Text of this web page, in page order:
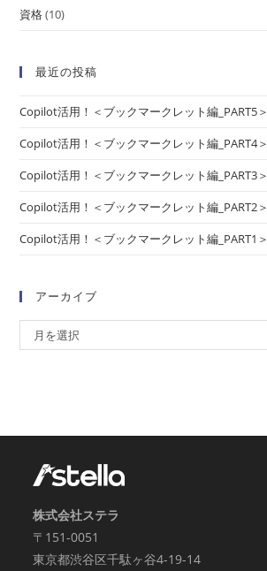
資格(10)
最近の投稿
Copilot活用！＜ブックマークレット編_PART5＞
Copilot活用！＜ブックマークレット編_PART4＞
Copilot活用！＜ブックマークレット編_PART3＞
Copilot活用！＜ブックマークレット編_PART2＞
Copilot活用！＜ブックマークレット編_PART1＞
アーカイブ
月を選択
株式会社ステラ
〒151-0051
東京都渋谷区千駄ヶ谷4-19-14